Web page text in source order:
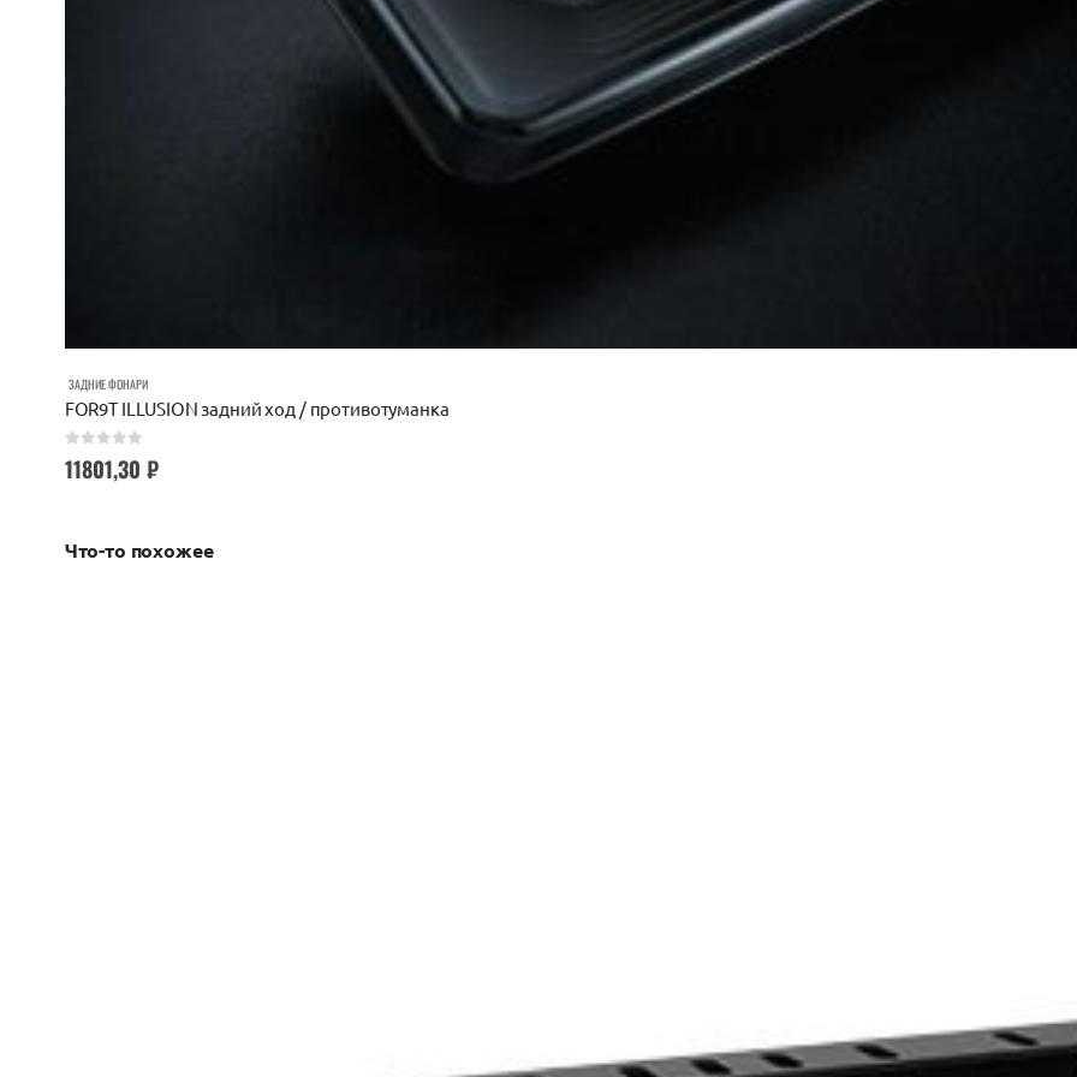
ЗАДНИЕ ФОНАРИ
FOR9T ILLUSION задний ход / противотуманка
11801,30 ₽
Что-то похожее